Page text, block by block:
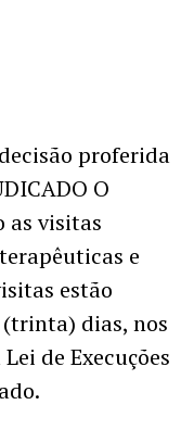
proferida
O
as visitas
e
estão
(trinta) dias, nos
de Execuções